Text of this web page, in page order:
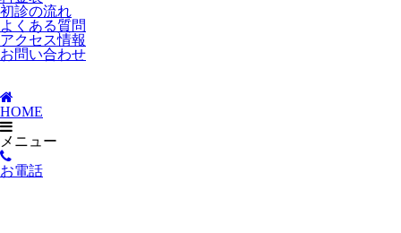
初診の流れ
よくある質問
アクセス情報
お問い合わせ
HOME
メニュー
お電話